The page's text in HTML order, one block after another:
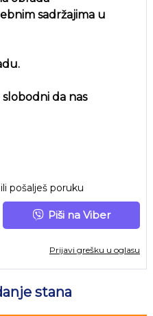
sadržajima u
da nas
pošalješ poruku
Piši na Viber
Prijavi grešku u oglasu
stana